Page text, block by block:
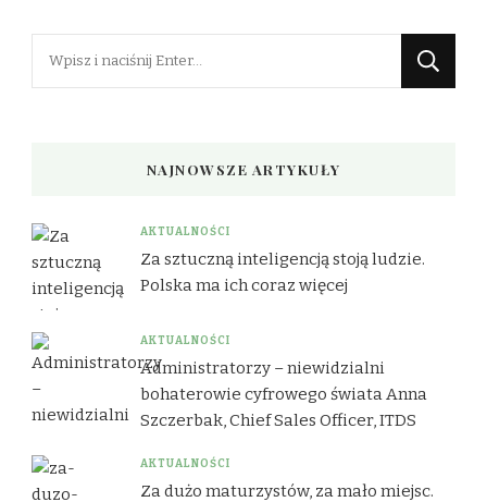
NAJNOWSZE ARTYKUŁY
AKTUALNOŚCI
Za sztuczną inteligencją stoją ludzie.
Polska ma ich coraz więcej
AKTUALNOŚCI
Administratorzy – niewidzialni
bohaterowie cyfrowego świata Anna
Szczerbak, Chief Sales Officer, ITDS
AKTUALNOŚCI
Za dużo maturzystów, za mało miejsc.